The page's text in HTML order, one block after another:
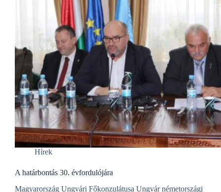
Hírek
A határbontás 30. évfordulójára
Magyarország Ungvári Főkonzulátusa Ungvár németországi